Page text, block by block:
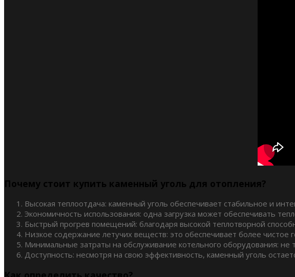
Почему стоит купить каменный уголь для отопления?
Высокая теплоотдача: каменный уголь обеспечивает стабильное и
Экономичность использования: одна загрузка может обеспечивать
Быстрый прогрев помещений: благодаря высокой теплотворной
Низкое содержание летучих веществ: это обеспечивает более
Минимальные затраты на обслуживание котельного оборудования: не
Доступность: несмотря на свою эффективность, каменный уголь